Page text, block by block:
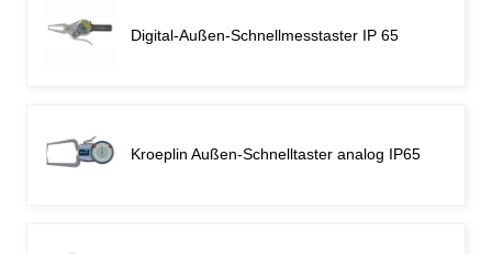
Digital-Außen-Schnellmesstaster IP 65
Kroeplin Außen-Schnelltaster analog IP65